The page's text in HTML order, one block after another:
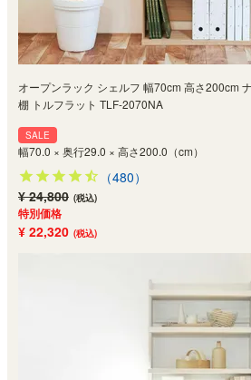
オープンラック シェルフ 幅70cm 高さ200cm
棚 トルフラット TLF-2070NA
SALE
幅70.0 × 奥行29.0 × 高さ200.0（cm）
（480）
¥ 24,800 (税込)
特別価格
¥ 22,320 (税込)